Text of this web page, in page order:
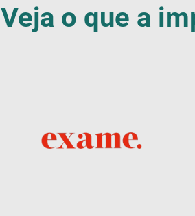
Veja o que a